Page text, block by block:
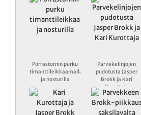
Porrastornin purku
timanttileikkaamalla
ja nosturilla
Parvekelinjojen
pudotusta Jasper
Brokk ja Kari
Kurottaja